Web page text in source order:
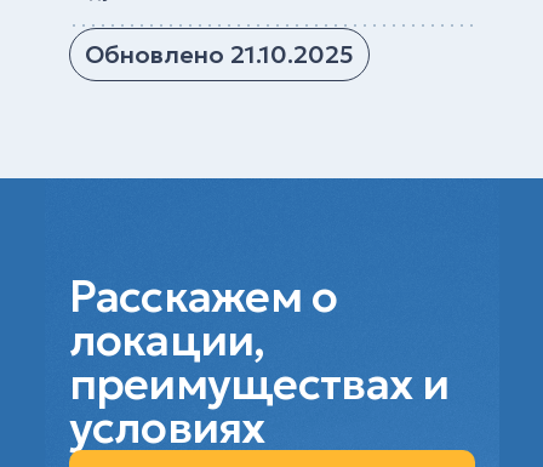
Обновлено 21.10.2025
Расскажем о
локации,
преимуществах и
условиях